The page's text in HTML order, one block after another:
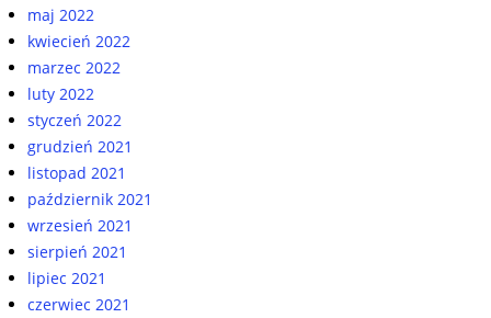
maj 2022
kwiecień 2022
marzec 2022
luty 2022
styczeń 2022
grudzień 2021
listopad 2021
październik 2021
wrzesień 2021
sierpień 2021
lipiec 2021
czerwiec 2021